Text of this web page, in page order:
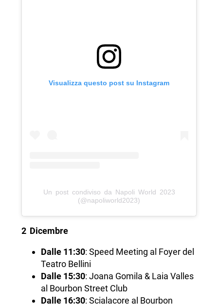
Visualizza questo post su Instagram
Un post condiviso da Napoli World 2023
(@napoliworld2023)
2 Dicembre
Dalle 11:30: Speed Meeting al Foyer del
Teatro Bellini
Dalle 15:30: Joana Gomila & Laia Valles
al Bourbon Street Club
Dalle 16:30: Scialacore al Bourbon